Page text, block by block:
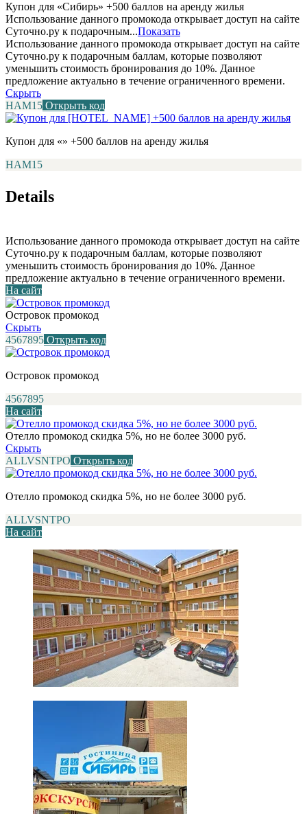
Купон для «Сибирь» +500 баллов на аренду жилья
Использование данного промокода открывает доступ на сайте
Суточно.ру к подарочным...Показать
Использование данного промокода открывает доступ на сайте
Суточно.ру к подарочным баллам, которые позволяют
уменьшить стоимость бронирования до 10%. Данное
предложение актуально в течение ограниченного времени.
Скрыть
НАМ15 Открыть код
Купон для «» +500 баллов на аренду жилья
НАМ15
Details
Использование данного промокода открывает доступ на сайте
Суточно.ру к подарочным баллам, которые позволяют
уменьшить стоимость бронирования до 10%. Данное
предложение актуально в течение ограниченного времени.
На сайт
Островок промокод
Скрыть
4567895 Открыть код
Островок промокод
4567895
На сайт
Отелло промокод скидка 5%, но не более 3000 руб.
Скрыть
ALLVSNTPO Открыть код
Отелло промокод скидка 5%, но не более 3000 руб.
ALLVSNTPO
На сайт